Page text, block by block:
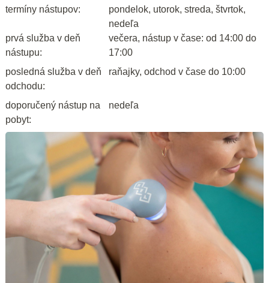
termíny nástupov:
pondelok, utorok, streda, štvrtok,
nedeľa
prvá služba v deň
nástupu:
večera, nástup v čase: od 14:00 do
17:00
posledná služba v deň
odchodu:
raňajky, odchod v čase do 10:00
doporučený nástup na
pobyt:
nedeľa